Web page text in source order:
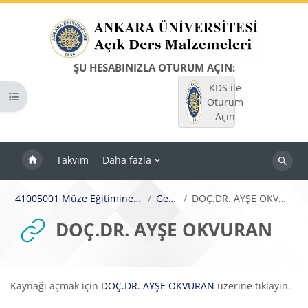
ŞU HESABINIZLA OTURUM AÇIN:
KDS ile
Oturum
Açın
Takvim Daha fazla
Dersleri
Kurs dizinini aç
41005001 Müze Eğitimine Giriş Genel DOÇ.DR. AYŞE OKVURAN
DOÇ.DR. AYŞE OKVURAN
Tamamlama Gereklilikleri
Kaynağı açmak için DOÇ.DR. AYŞE OKVURAN üzerine tıklayın.